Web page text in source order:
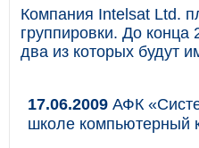
Компания Intelsat Ltd.
группировки. До конца
два из которых будут
17.06.2009 АФК
школе компьютерный